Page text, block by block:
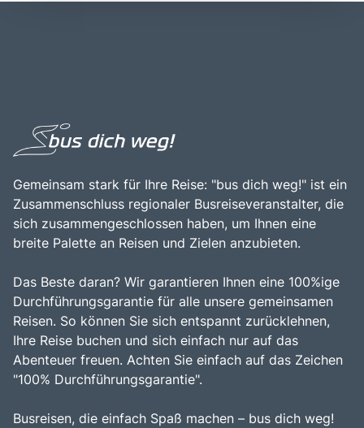
Gemeinsam stark für Ihre Reise: "bus dich weg!" ist ein
Zusammenschluss regionaler Busreiseveranstalter, die
sich zusammengeschlossen haben, um Ihnen eine
breite Palette an Reisen und Zielen anzubieten.
Das Beste daran? Wir garantieren Ihnen eine 100%ige
Durchführungsgarantie für alle unsere gemeinsamen
Reisen. So können Sie sich entspannt zurücklehnen,
Ihre Reise buchen und sich einfach nur auf das
Abenteuer freuen. Achten Sie einfach auf das Zeichen
"100% Durchführungsgarantie".
Busreisen, die einfach Spaß machen – bus dich weg!